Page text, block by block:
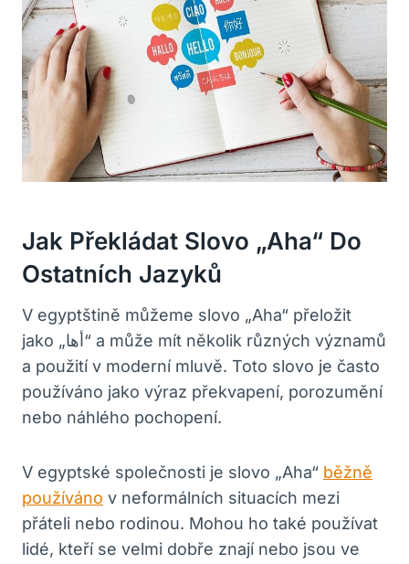
Jak Překládat Slovo „Aha“ Do
Ostatních Jazyků
V egyptštině můžeme slovo „Aha“ přeložit
jako „أها“⁢ a může mít několik různých významů
a použití v moderní‌ mluvě. Toto slovo je často
používáno jako výraz překvapení, ‌porozumění
nebo ‍náhlého pochopení.
V egyptské společnosti je slovo „Aha“ běžně
používáno v neformálních situacích mezi
přáteli nebo rodinou. Mohou ho ⁤také používat
lidé,⁢ kteří⁤ se velmi ⁢dobře znají nebo jsou ve‌